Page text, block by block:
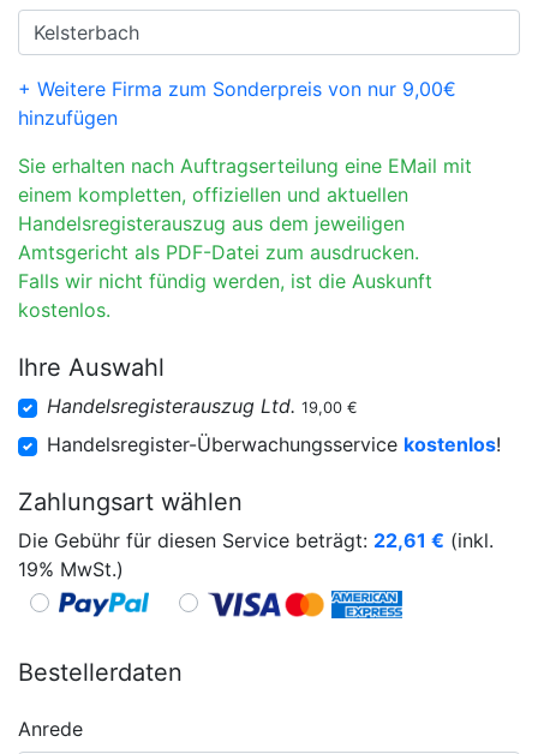
+ Weitere Firma zum Sonderpreis von nur 9,00€
hinzufügen
Sie erhalten nach Auftragserteilung eine EMail mit
einem kompletten, offiziellen und aktuellen
Handelsregisterauszug aus dem jeweiligen
Amtsgericht als PDF-Datei zum ausdrucken.
Falls wir nicht fündig werden, ist die Auskunft
kostenlos.
Ihre Auswahl
Handelsregisterauszug Ltd. 19,00 €
Handelsregister-Überwachungsservice kostenlos!
Zahlungsart wählen
Die Gebühr für diesen Service beträgt: 22,61 € (inkl.
19% MwSt.)
Bestellerdaten
Anrede